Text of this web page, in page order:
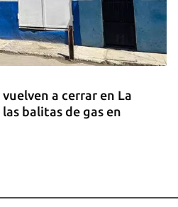
a cerrar en La
balitas de gas en